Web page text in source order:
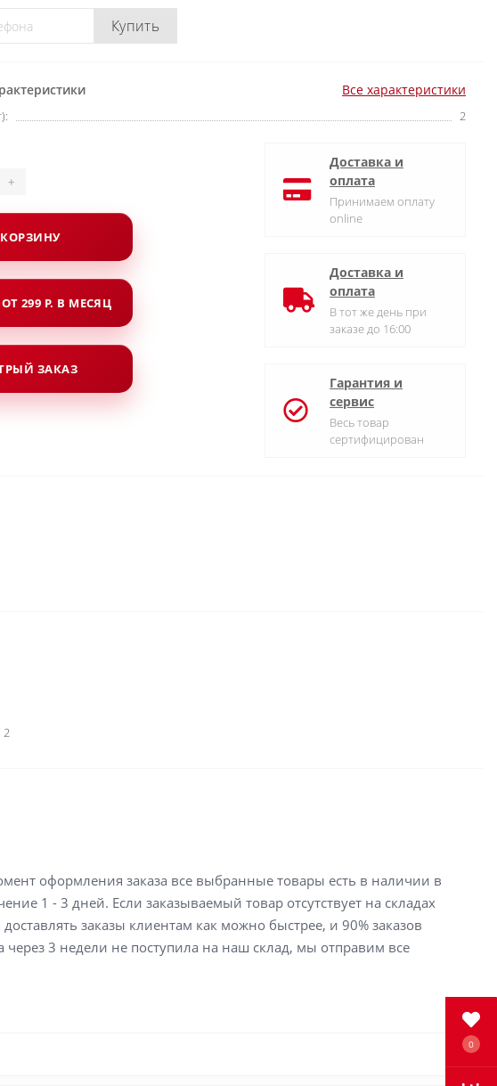
0
Купить
Все характеристики
2
+
299 Р. В МЕСЯЦ
ЗАКАЗ
Доставка и
оплата
Принимаем оплату
online
Доставка и
оплата
В тот же день при
заказе до 16:00
Гарантия и
сервис
Весь товар
сертифицирован
2
оформления заказа все выбранные товары есть в наличии в
1 - 3 дней. Если заказываемый товар отсутствует на складах
заказы клиентам как можно быстрее, и 90% заказов
через 3 недели не поступила на наш склад, мы отправим все